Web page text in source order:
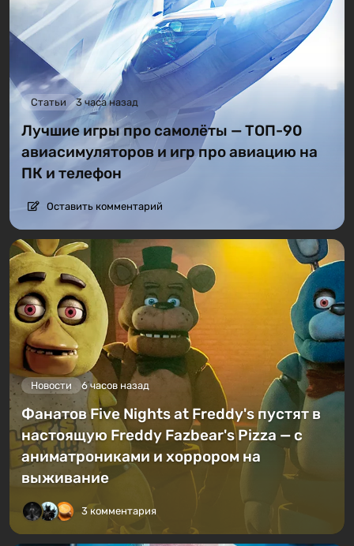
Статьи 3 часа назад
Лучшие игры про самолёты — ТОП-90
авиасимуляторов и игр про авиацию на
ПК и телефон
Оставить комментарий
Новости 6 часов назад
Фанатов Five Nights at Freddy's пустят в
настоящую Freddy Fazbear's Pizza — с
аниматрониками и хоррором на
выживание
3 комментария